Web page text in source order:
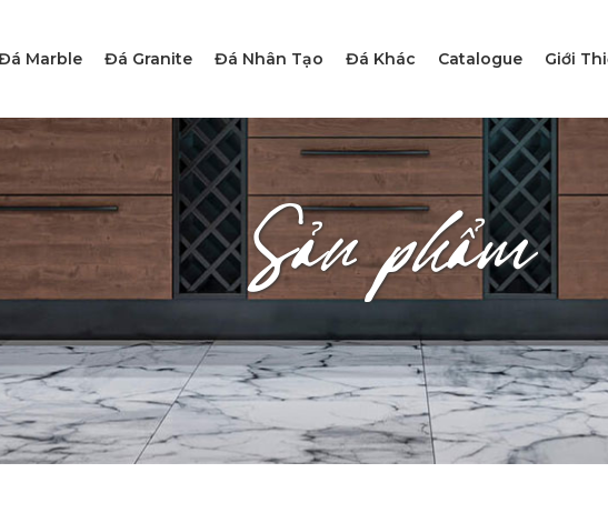
Marble Đá Granite Đá Nhân Tạo Đá Khác Catalogue Giới
Sản phẩm